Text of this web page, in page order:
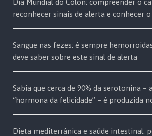
Dia Mundial do Cólon: compreender o
reconhecer sinais de alerta e conhecer
Sangue nas fezes: é sempre
deve saber sobre este sinal de alerta
Sabia que cerca de 90% da serotonina –
“hormona da felicidade” – é produzida
Dieta mediterrânica e saúde intestinal: